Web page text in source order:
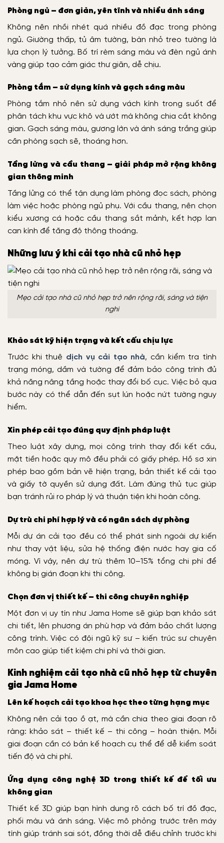
Phòng ngủ – đơn giản, yên tĩnh và nhiều ánh sáng
Không nên nhồi nhét quá nhiều đồ đạc trong phòng
ngủ. Giường thấp, tủ âm tường, bàn nhỏ treo tường là
lựa chọn lý tưởng. Bố trí rèm sáng màu và đèn ngủ ánh
vàng giúp tạo cảm giác thư giãn, dễ chịu.
Phòng tắm – sử dụng kính và gạch sáng màu
Phòng tắm nhỏ nên sử dụng vách kính trong suốt để
phân tách khu vực khô và ướt mà không chia cắt không
gian. Gạch sáng màu, gương lớn và ánh sáng trắng giúp
căn phòng sạch sẽ, thoáng hơn.
Tầng lửng và cầu thang – giải pháp mở rộng không
gian thông minh
Tầng lửng có thể tận dụng làm phòng đọc sách, phòng
làm việc hoặc phòng ngủ phụ. Với cầu thang, nên chọn
kiểu xương cá hoặc cầu thang sắt mảnh, kết hợp lan
can kính để tăng độ thông thoáng.
Những lưu ý khi cải tạo nhà cũ nhỏ hẹp
Mẹo cải tạo nhà cũ nhỏ hẹp trở nên rộng rãi, sáng và tiện
nghi
Khảo sát kỹ hiện trạng và kết cấu chịu lực
Trước khi thuê dịch vụ cải tạo nhà, cần kiểm tra tình
trạng móng, dầm và tường để đảm bảo công trình đủ
khả năng nâng tầng hoặc thay đổi bố cục. Việc bỏ qua
bước này có thể dẫn đến sụt lún hoặc nứt tường nguy
hiểm.
Xin phép cải tạo đúng quy định pháp luật
Theo luật xây dựng, mọi công trình thay đổi kết cấu,
mặt tiền hoặc quy mô đều phải có giấy phép. Hồ sơ xin
phép bao gồm bản vẽ hiện trạng, bản thiết kế cải tạo
và giấy tờ quyền sử dụng đất. Làm đúng thủ tục giúp
bạn tránh rủi ro pháp lý và thuận tiện khi hoàn công.
Dự trù chi phí hợp lý và có ngân sách dự phòng
Mỗi dự án cải tạo đều có thể phát sinh ngoài dự kiến
như thay vật liệu, sửa hệ thống điện nước hay gia cố
móng. Vì vậy, nên dự trù thêm 10–15% tổng chi phí để
không bị gián đoạn khi thi công.
Chọn đơn vị thiết kế – thi công chuyên nghiệp
Một đơn vị uy tín như Jama Home sẽ giúp bạn khảo sát
chi tiết, lên phương án phù hợp và đảm bảo chất lượng
công trình. Việc có đội ngũ kỹ sư – kiến trúc sư chuyên
môn cao giúp tiết kiệm chi phí và thời gian.
Kinh nghiệm cải tạo nhà cũ nhỏ hẹp từ chuyên
gia Jama Home
Lên kế hoạch cải tạo khoa học theo từng hạng mục
Không nên cải tạo ồ ạt, mà cần chia theo giai đoạn rõ
ràng: khảo sát – thiết kế – thi công – hoàn thiện. Mỗi
giai đoạn cần có bản kế hoạch cụ thể để dễ kiểm soát
tiến độ và chi phí.
Ứng dụng công nghệ 3D trong thiết kế để tối ưu
không gian
Thiết kế 3D giúp bạn hình dung rõ cách bố trí đồ đạc,
phối màu và ánh sáng. Việc mô phỏng trước trên máy
tính giúp tránh sai sót, đồng thời dễ điều chỉnh trước khi